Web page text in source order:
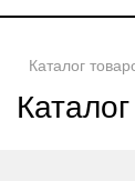
Каталог